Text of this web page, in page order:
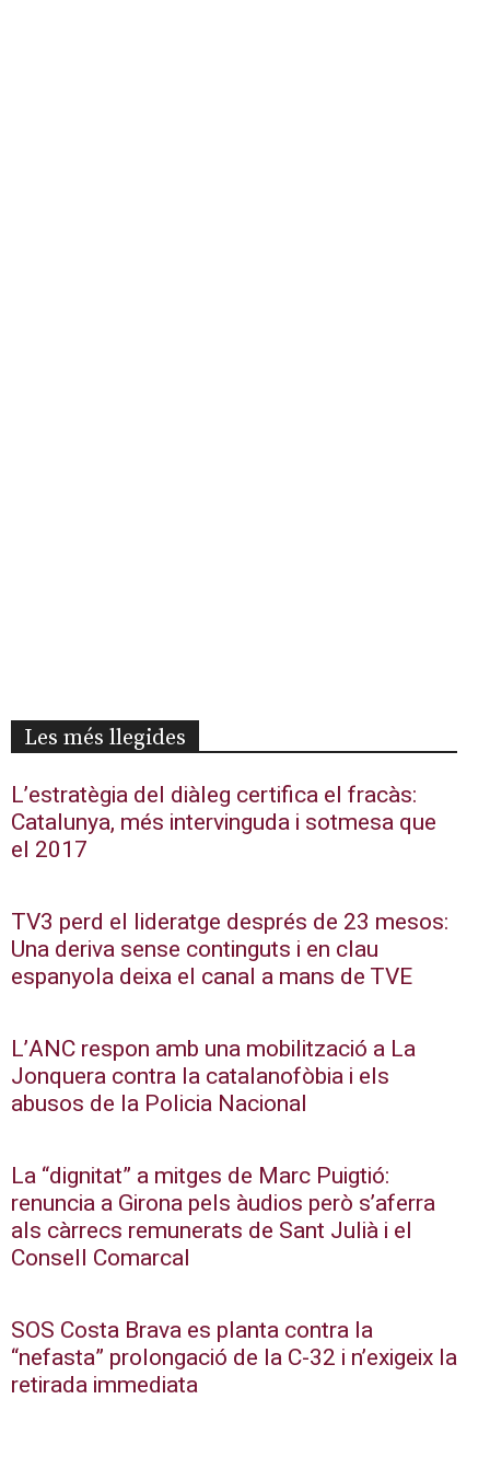
Les més llegides
L’estratègia del diàleg certifica el fracàs:
Catalunya, més intervinguda i sotmesa que
el 2017
TV3 perd el lideratge després de 23 mesos:
Una deriva sense continguts i en clau
espanyola deixa el canal a mans de TVE
L’ANC respon amb una mobilització a La
Jonquera contra la catalanofòbia i els
abusos de la Policia Nacional
La “dignitat” a mitges de Marc Puigtió:
renuncia a Girona pels àudios però s’aferra
als càrrecs remunerats de Sant Julià i el
Consell Comarcal
SOS Costa Brava es planta contra la
“nefasta” prolongació de la C-32 i n’exigeix la
retirada immediata